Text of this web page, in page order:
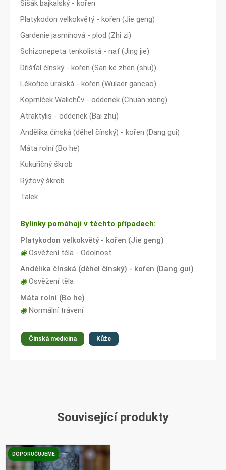
Šišák bajkalský - kořen
Platykodon velkokvětý - kořen (Jie geng)
Gardenie jasmínová - plod (Zhi zi)
Schizonepeta tenkolistá - nať (Jing jie)
Dřišťál čínský - kořen (San ke zhen (shu))
Lékořice uralská - kořen (Wulaer gancao)
Koprníček Walichův - oddenek (Chuan xiong)
Atraktylis - oddenek (Bai zhu)
Andělika čínská (děhel čínský) - kořen (Dang gui)
Máta rolní (Bo he)
Kukuřičný škrob
Rýžový škrob
Talek
Bylinky pomáhají v těchto případech:
Platykodon velkokvětý - kořen (Jie geng)
◉Osvěžení těla - Odolnost
Andělika čínská (děhel čínský) - kořen (Dang gui)
◉Osvěžení těla
Máta rolní (Bo he)
◉Normální trávení
Čínská medicína Kůže
Související produkty
DOPORUČUJEME